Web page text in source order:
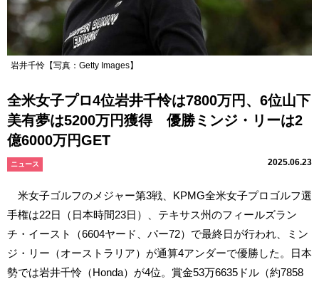
岩井千怜【写真：Getty Images】
全米女子プロ4位岩井千怜は7800万円、6位山下
美有夢は5200万円獲得 優勝ミンジ・リーは2
億6000万円GET
ニュース 2025.06.23
米女子ゴルフのメジャー第3戦、KPMG全米女子プロゴルフ選
手権は22日（日本時間23日）、テキサス州のフィールズラン
チ・イースト（6604ヤード、パー72）で最終日が行われ、ミン
ジ・リー（オーストラリア）が通算4アンダーで優勝した。日本
勢では岩井千怜（Honda）が4位。賞金53万6635ドル（約7858